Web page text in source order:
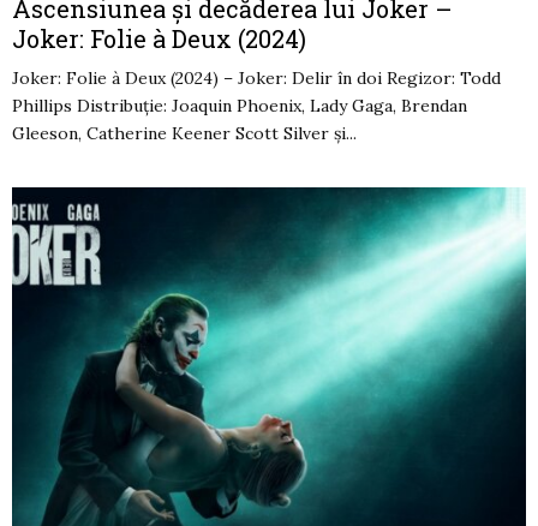
Ascensiunea și decăderea lui Joker –
Joker: Folie à Deux (2024)
Joker: Folie à Deux (2024) – Joker: Delir în doi Regizor: Todd
Phillips Distribuție: Joaquin Phoenix, Lady Gaga, Brendan
Gleeson, Catherine Keener Scott Silver și...